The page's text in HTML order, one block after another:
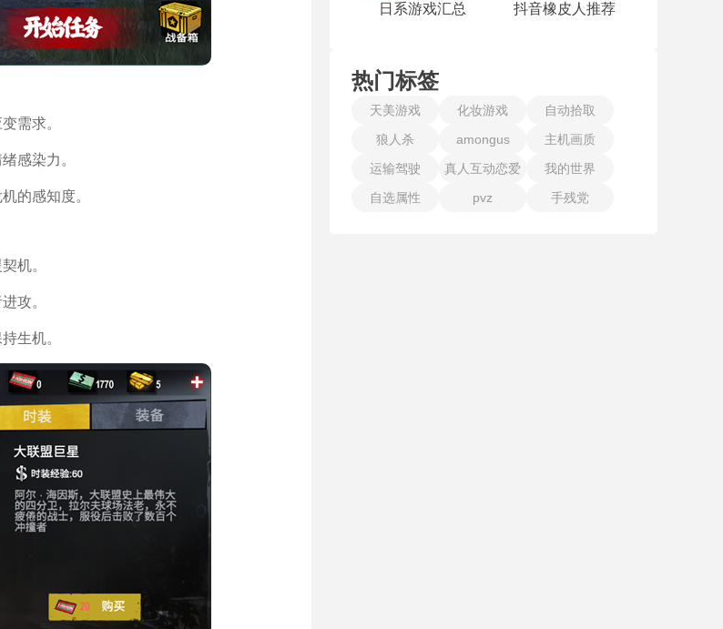
需求。
感染力。
的感知度。
机。
攻。
生机。
日系游戏汇总 抖音橡皮人推荐
热门标签
天美游戏 化妆游戏
自动拾取
狼人杀
amongus
主机画质
运输驾驶
真人互动恋爱
我的世界
自选属性
pvz 手残党